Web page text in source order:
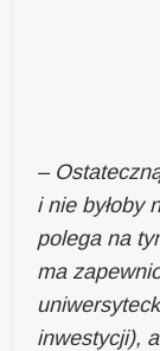
–
i nie byłoby
polega na
ma
inwestycji),